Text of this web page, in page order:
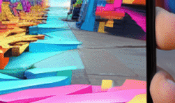
en operaciones